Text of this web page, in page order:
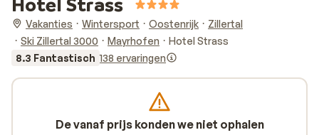
Vakanties Wintersport Oostenrijk
Zillertal
Ski Zillertal 3000
Mayrhofen
Hotel Strass
8.3 Fantastisch 138 ervaringen
De vanaf prijs konden we niet ophalen